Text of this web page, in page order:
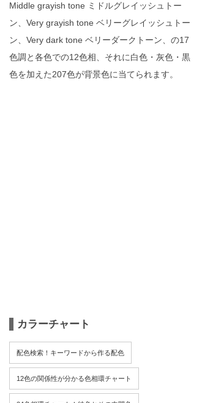
Middle grayish tone ミドルグレイッシュトー
ン、Very grayish tone ベリーグレイッシュトー
ン、Very dark tone ベリーダークトーン、の17
色調と各色での12色相、それに白色・灰色・黒
色を加えた207色が背景色に当てられます。
カラーチャート
配色検索！キーワードから作る配色
12色の関係性が分かる色相環チャート